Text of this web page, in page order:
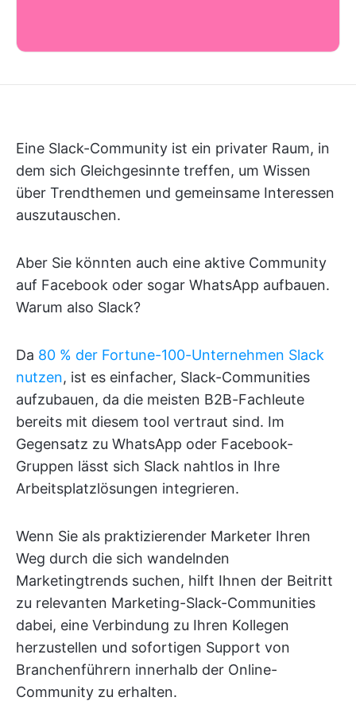
Eine Slack-Community ist ein privater Raum, in
dem sich Gleichgesinnte treffen, um Wissen
über Trendthemen und gemeinsame Interessen
auszutauschen.
Aber Sie könnten auch eine aktive Community
auf Facebook oder sogar WhatsApp aufbauen.
Warum also Slack?
Da 80 % der Fortune-100-Unternehmen Slack
nutzen, ist es einfacher, Slack-Communities
aufzubauen, da die meisten B2B-Fachleute
bereits mit diesem tool vertraut sind. Im
Gegensatz zu WhatsApp oder Facebook-
Gruppen lässt sich Slack nahtlos in Ihre
Arbeitsplatzlösungen integrieren.
Wenn Sie als praktizierender Marketer Ihren
Weg durch die sich wandelnden
Marketingtrends suchen, hilft Ihnen der Beitritt
zu relevanten Marketing-Slack-Communities
dabei, eine Verbindung zu Ihren Kollegen
herzustellen und sofortigen Support von
Branchenführern innerhalb der Online-
Community zu erhalten.